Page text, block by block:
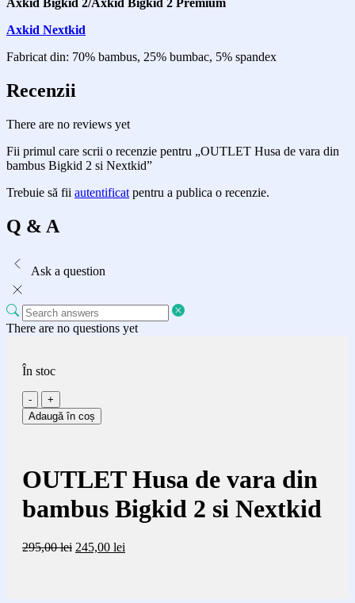
Axkid Nextkid
Fabricat din: 70% bambus, 25% bumbac, 5% spandex
Recenzii
There are no reviews yet
Fii primul care scrii o recenzie pentru „OUTLET Husa de vara din
bambus Bigkid 2 si Nextkid”
Trebuie să fii autentificat pentru a publica o recenzie.
Q & A
Ask a question
There are no questions yet
În stoc
Cantitate
OUTLET
Husa
din
bambus
Bigkid
2
Nextkid
Adaugă în coș
OUTLET Husa de vara din
bambus Bigkid 2 si Nextkid
295,00lei Prețul
245,00 lei